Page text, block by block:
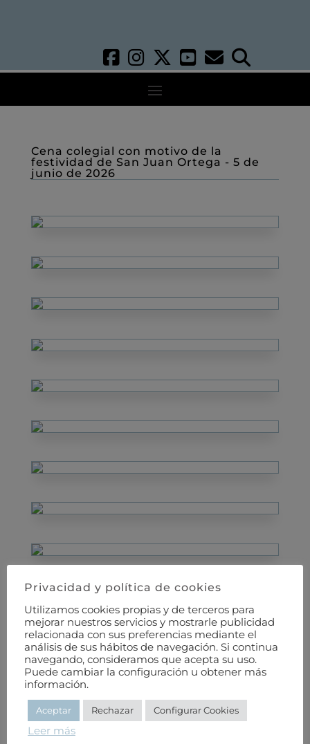
Cena colegial con motivo de la
festividad de San Juan Ortega - 5 de
junio de 2026
Privacidad y política de cookies
Utilizamos cookies propias y de terceros para
mejorar nuestros servicios y mostrarle publicidad
relacionada con sus preferencias mediante el
análisis de sus hábitos de navegación. Si continua
navegando, consideramos que acepta su uso.
Puede cambiar la configuración u obtener más
información.
Aceptar Rechazar Configurar Cookies
Leer más